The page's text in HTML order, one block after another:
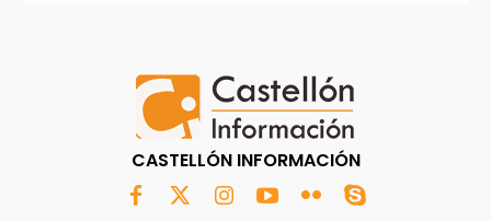
CASTELLÓN INFORMACIÓN